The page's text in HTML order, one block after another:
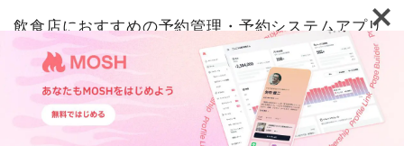
飲食店におすすめの予約管理・予約システムアプリ
です。
iPad専用アプリ 活用事例 ウェビナー・イベント